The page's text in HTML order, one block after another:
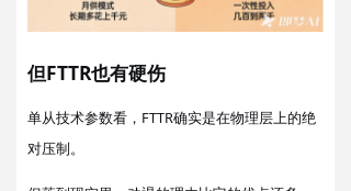
但FTTR也有硬伤
单从技术参数看，FTTR确实是在物理层上的绝
对压制。